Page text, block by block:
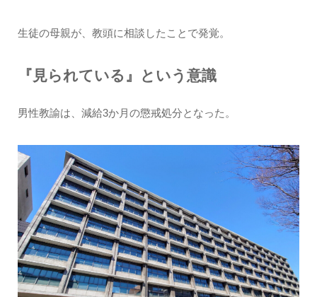
生徒の母親が、教頭に相談したことで発覚。
『見られている』という意識
男性教諭は、減給3か月の懲戒処分となった。